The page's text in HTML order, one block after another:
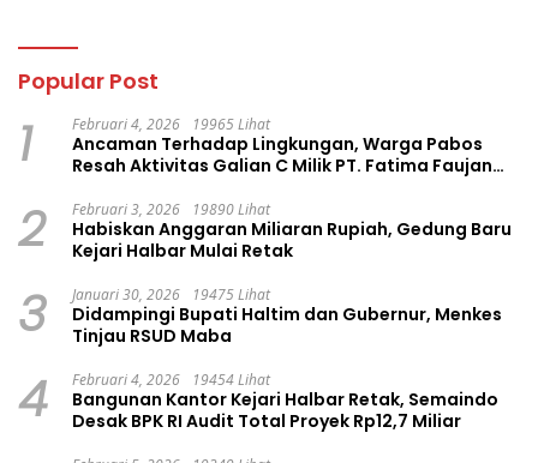
Popular Post
1 Februari 4, 2026 19965 Lihat
Ancaman Terhadap Lingkungan, Warga Pabos
Resah Aktivitas Galian C Milik PT. Fatima Faujan
2 Februari 3, 2026 19890 Lihat
Habiskan Anggaran Miliaran Rupiah, Gedung Baru
Kejari Halbar Mulai Retak
3 Januari 30, 2026 19475 Lihat
Didampingi Bupati Haltim dan Gubernur, Menkes
Tinjau RSUD Maba
4 Februari 4, 2026 19454 Lihat
Bangunan Kantor Kejari Halbar Retak, Semaindo
Desak BPK RI Audit Total Proyek Rp12,7 Miliar